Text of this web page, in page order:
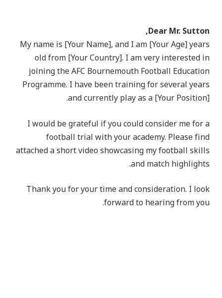
Dear Mr. Sutton,
My name is [Your Name], and I am [Your Age] years
old from [Your Country]. I am very interested in
joining the AFC Bournemouth Football Education
Programme. I have been training for several years
and currently play as a [Your Position].
I would be grateful if you could consider me for a
football trial with your academy. Please find
attached a short video showcasing my football skills
and match highlights.
Thank you for your time and consideration. I look
forward to hearing from you.